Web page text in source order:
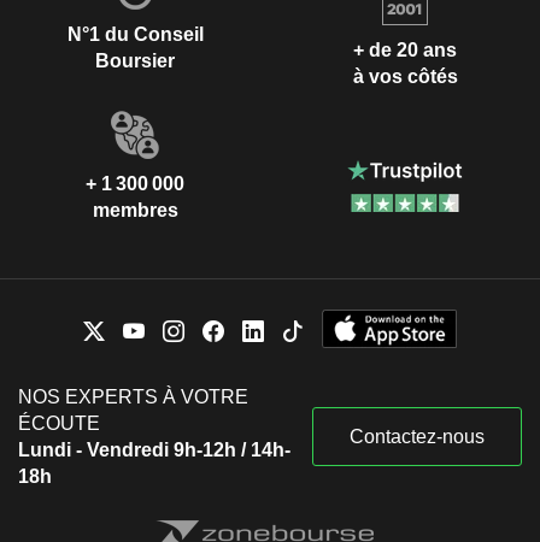
N°1 du Conseil
Boursier
+ de 20 ans
à vos côtés
+ 1 300 000
membres
NOS EXPERTS À VOTRE
ÉCOUTE
Lundi - Vendredi 9h-12h / 14h-
18h
Contactez-nous